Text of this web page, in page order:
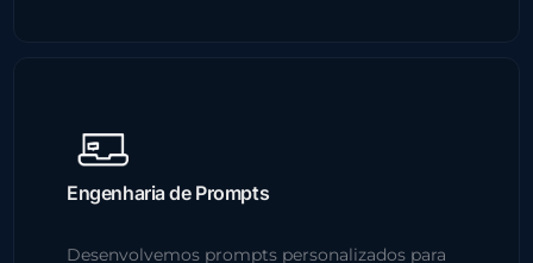
Engenharia de Prompts
Desenvolvemos prompts personalizados para